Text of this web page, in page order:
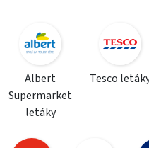
Albert
Supermarket
letáky
Tesco